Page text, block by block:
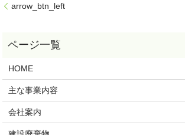
arrow_btn_left
HOME
主な事業内容
会社案内